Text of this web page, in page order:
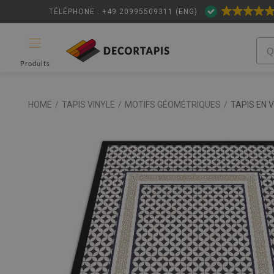
TÉLÉPHONE : +49 20995509311 (ENG)
Produits
HOME / TAPIS VINYLE / MOTIFS GÉOMÉTRIQUES / TAPIS EN